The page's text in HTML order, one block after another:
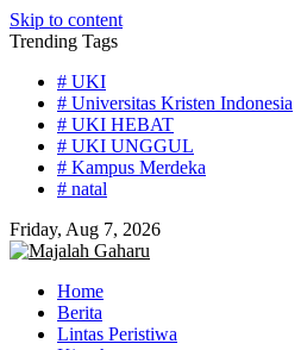
Skip to content
Trending Tags
# UKI
# Universitas Kristen Indonesia
# UKI HEBAT
# UKI UNGGUL
# Kampus Merdeka
# natal
Friday, Aug 7, 2026
Home
Berita
Lintas Peristiwa